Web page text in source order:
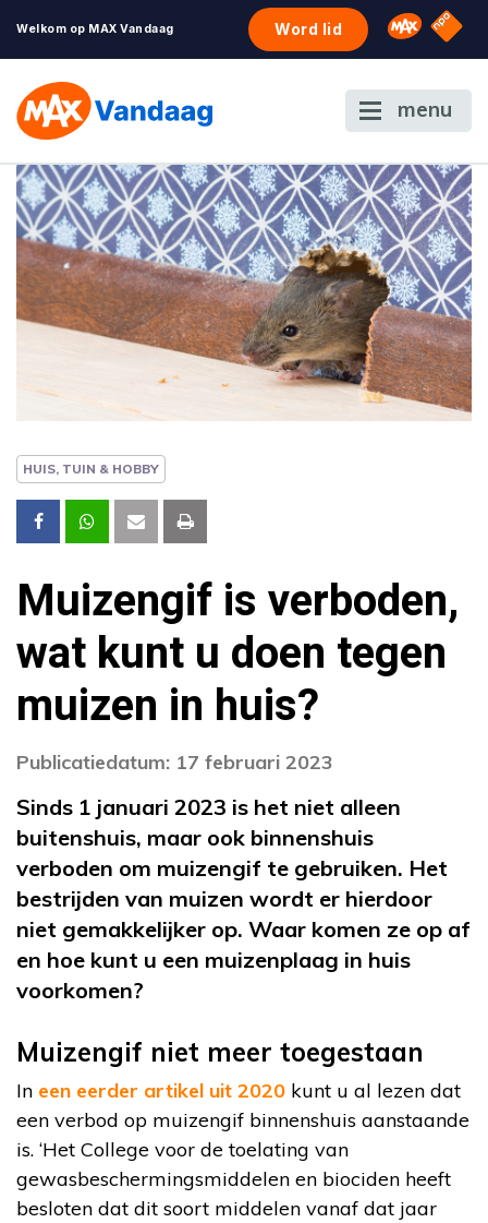
Welkom op MAX Vandaag Word lid Omroep
NPO
menu
HUIS, TUIN & HOBBY
Muizengif is verboden,
wat kunt u doen tegen
muizen in huis?
Publicatiedatum: 17 februari 2023
Sinds 1 januari 2023 is het niet alleen
buitenshuis, maar ook binnenshuis
verboden om muizengif te gebruiken. Het
bestrijden van muizen wordt er hierdoor
niet gemakkelijker op. Waar komen ze op af
en hoe kunt u een muizenplaag in huis
voorkomen?
Muizengif niet meer toegestaan
In een eerder artikel uit 2020 kunt u al lezen dat
een verbod op muizengif binnenshuis aanstaande
is. ‘Het College voor de toelating van
gewasbeschermingsmiddelen en biociden heeft
besloten dat dit soort middelen vanaf dat jaar